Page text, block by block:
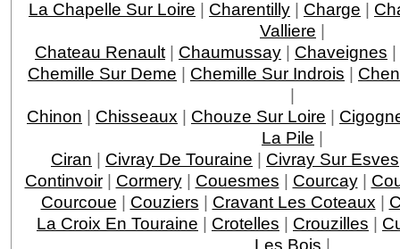
La Chapelle Sur Loire | Charentilly | Charge |
Valliere |
Chateau Renault | Chaumussay | Chaveignes |
Chemille Sur Deme | Chemille Sur Indrois |
|
Chinon | Chisseaux | Chouze Sur Loire |
La Pile |
Ciran | Civray De Touraine | Civray Sur Esves
Continvoir| Cormery| Couesmes | Courcay|
Courcoue | Couziers | Cravant Les Coteaux |
La Croix En Touraine | Crotelles | Crouzilles |
Les Bois |